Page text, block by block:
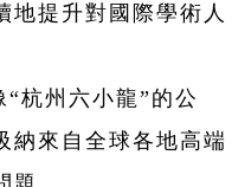
地提升對國際學術人
杭州六小龍”的公
納來自全球各地高端